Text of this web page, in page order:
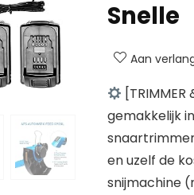
Snelle
Aan
gemakkelijk
en uzelf de
snijmachine